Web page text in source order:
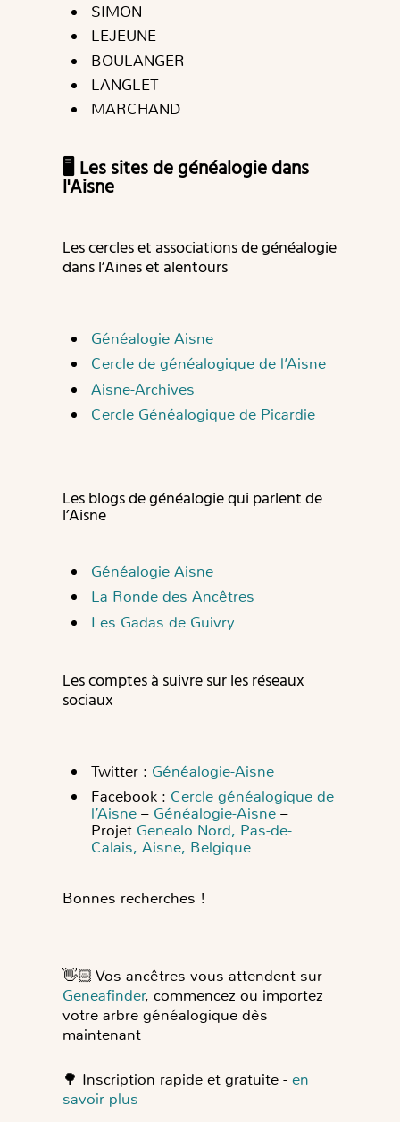
SIMON
LEJEUNE
BOULANGER
LANGLET
MARCHAND
🖥️ Les sites de généalogie dans
l'Aisne
Les cercles et associations de généalogie
dans l’Aines et alentours
Généalogie Aisne
Cercle de généalogique de l’Aisne
Aisne-Archives
Cercle Généalogique de Picardie
Les blogs de généalogie qui parlent de
l’Aisne
Généalogie Aisne
La Ronde des Ancêtres
Les Gadas de Guivry
Les comptes à suivre sur les réseaux
sociaux
Twitter : Généalogie-Aisne
Facebook : Cercle généalogique de
l’Aisne – Généalogie-Aisne –
Projet Genealo Nord, Pas-de-
Calais, Aisne, Belgique
Bonnes recherches !
👋🏻 Vos ancêtres vous attendent sur
Geneafinder, commencez ou importez
votre arbre généalogique dès
maintenant
🌳 Inscription rapide et gratuite - en
savoir plus